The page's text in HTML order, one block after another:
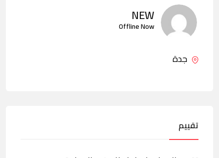
NEW
Offline Now
جدة
تقييم